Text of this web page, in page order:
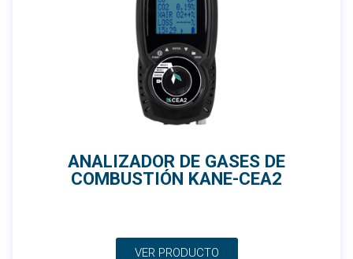
ANALIZADOR DE GASES DE
COMBUSTIÓN KANE-CEA2
VER PRODUCTO